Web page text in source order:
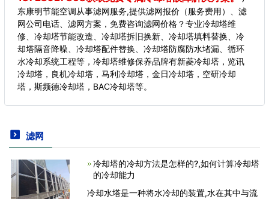
东康明节能空调从事滤网服务,提供滤网报价（服务费用）、滤
网公司电话、滤网方案，免费咨询滤网价格？专业冷却塔维
修、冷却塔节能改造、冷却塔拆旧换新、冷却塔填料替换、冷
却塔隔音降噪、冷却塔配件替换、冷却塔防腐防水堵漏、循环
水冷却系统工程等，冷却塔维修保养品牌有新菱冷却塔，览讯
冷却塔，良机冷却塔，马利冷却塔，金日冷却塔，空研冷却
塔，斯频德冷却塔，BAC冷却塔等。
滤网
冷却塔的冷却方法是怎样的?,如何计算冷却塔
的冷却能力
冷却水塔是一种将水冷却的装置,水在其中与流